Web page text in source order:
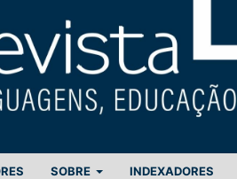
SOBRE INDEXADORES